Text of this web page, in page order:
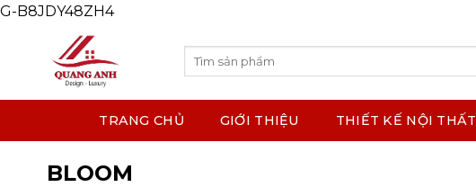
G-B8JDY48ZH4Skip
Search
TRANG CHỦ GIỚI THIỆU THIẾT KẾ NỘI THẤT
BLOOM